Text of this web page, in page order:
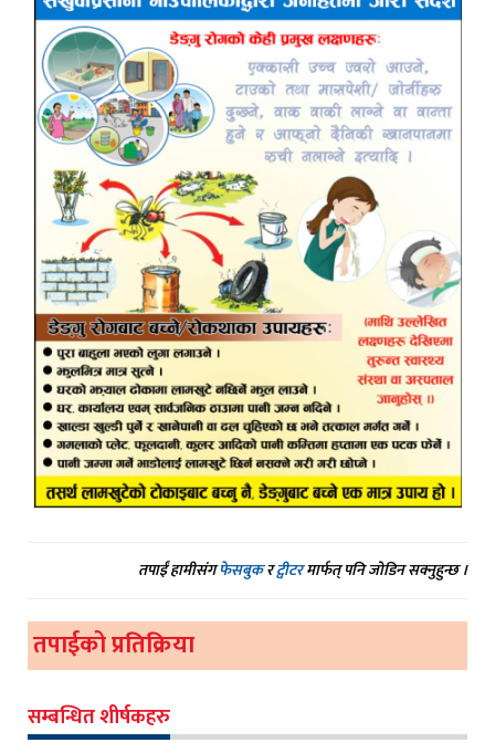
तपाईं हामीसंगफेसबुकरट्वीटरमार्फत् पनि जोडिन सक्नुहुन्छ ।
तपाईको प्रतिक्रिया
सम्बन्धित शीर्षकहरु